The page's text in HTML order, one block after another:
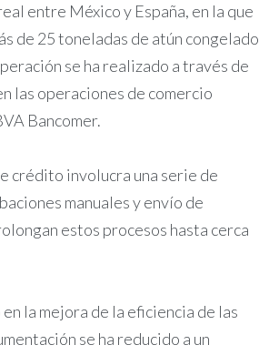
entre México y España, en la que
de 25 toneladas de atún congelado
se ha realizado a través de
las operaciones de comercio
Bancomer.
crédito involucra una serie de
manuales y envío de
estos procesos hasta cerca
la mejora de la eficiencia de las
se ha reducido a un